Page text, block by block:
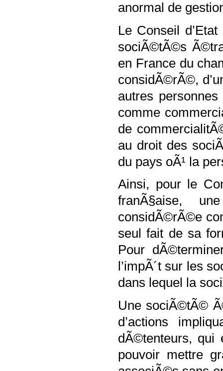
anormal de
Le Conseil
sociÃ©tÃ©s
en France du
considÃ©rÃ©,
autres
comme
de
au droit des
du pays oÃ¹ la
Ainsi, pour le
franÃ§aise,
considÃ©rÃ©e
seul fait de sa
Pour
l’impÃ´t sur les
dans lequel la
Une sociÃ©tÃ©
d’actions
dÃ©tenteurs, qui
pouvoir mettre